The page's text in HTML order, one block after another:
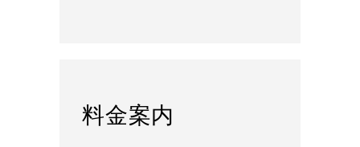
料金案内